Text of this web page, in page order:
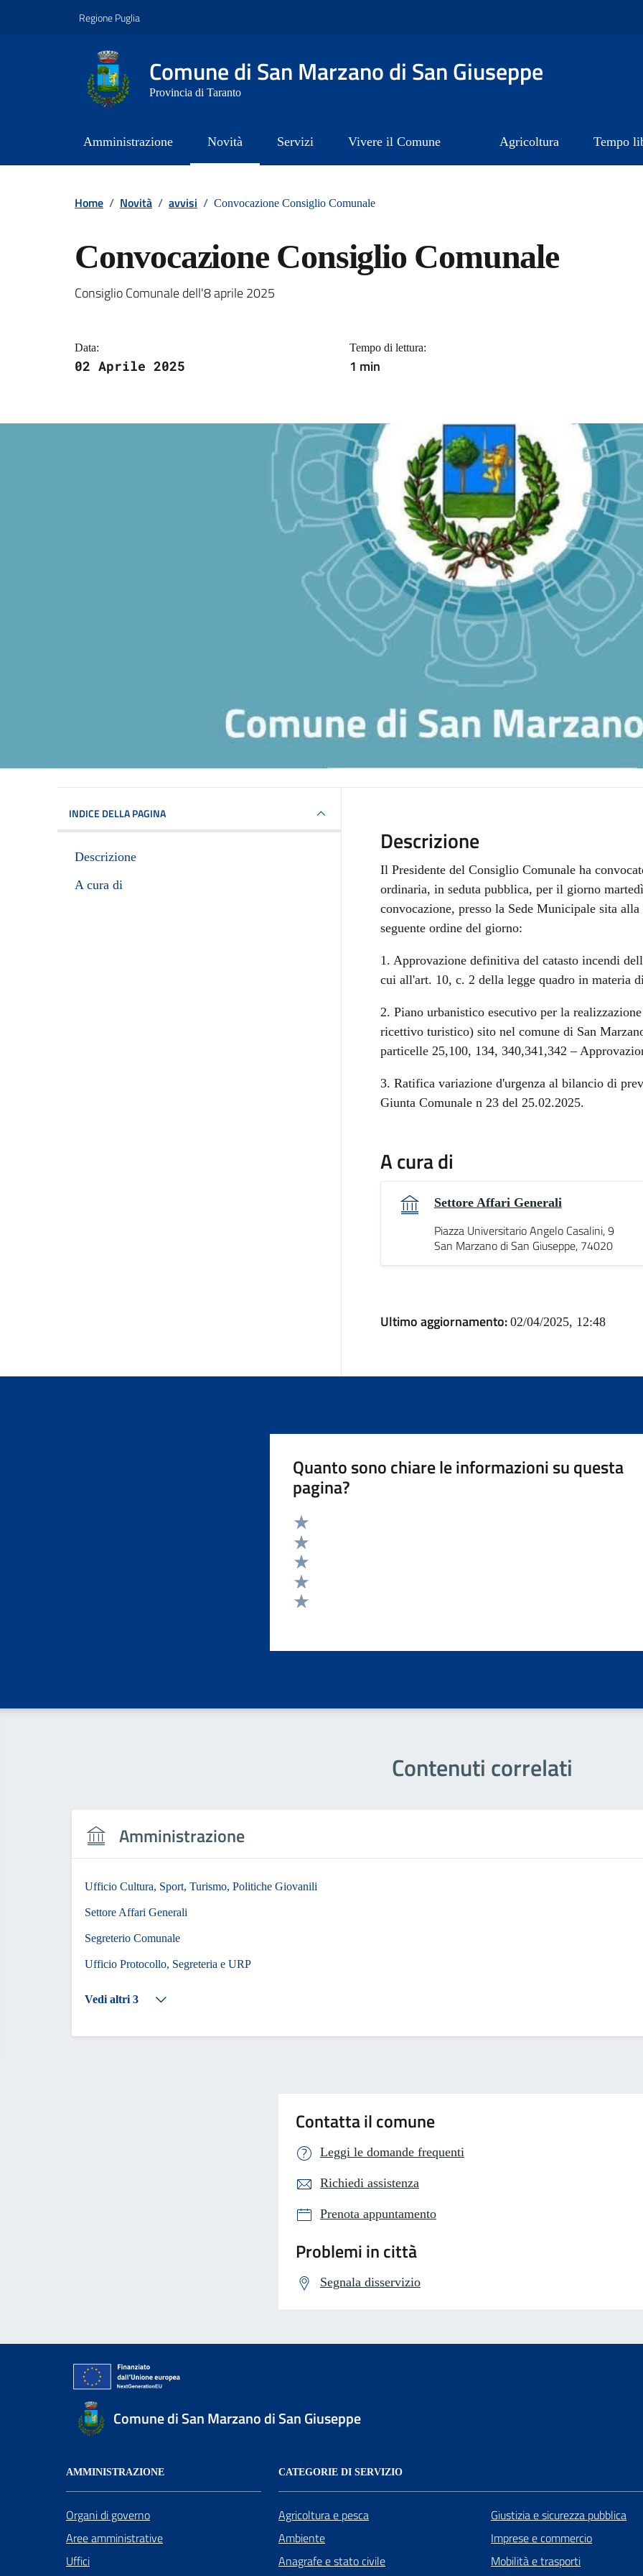
Regione Puglia
Comune di San Marzano di San Giuseppe
Provincia di Taranto
Amministrazione Novità Servizi Vivere il Comune Agricoltura Tempo
Home / Novità / avvisi / Convocazione Consiglio Comunale
Convocazione Consiglio Comunale
Dettagli della notizia
Consiglio Comunale dell'8 aprile 2025
Data:
02 Aprile 2025
Tempo di lettura:
1 min
INDICE DELLA PAGINA
Descrizione
A cura di
Descrizione
Il Presidente del Consiglio Comunale ha
ordinaria, in seduta pubblica, per il giorno
convocazione, presso la Sede Municipale sita
seguente ordine del giorno:
1. Approvazione definitiva del catasto incendi
cui all'art. 10, c. 2 della legge quadro in materia
2. Piano urbanistico esecutivo per la
ricettivo turistico) sito nel comune di San
particelle 25,100, 134, 340,341,342 –
3. Ratifica variazione d'urgenza al bilancio di
Giunta Comunale n 23 del 25.02.2025.
A cura di
Settore Affari Generali
Piazza Universitario Angelo Casalini, 9
San Marzano di San Giuseppe, 74020
Ultimo aggiornamento: 02/04/2025, 12:48
Quanto sono chiare le informazioni su questa
pagina?
Valuta 5 stelle su 5
Valuta 4 stelle su 5
Valuta 3 stelle su 5
Valuta 2 stelle su 5
Contenuti correlati
Amministrazione
Ufficio Cultura, Sport, Turismo, Politiche Giovanili
Settore Affari Generali
Segreterio Comunale
Ufficio Protocollo, Segreteria e URP
Vedi altri 3
Contatta il comune
Leggi le domande frequenti
Richiedi assistenza
Prenota appuntamento
Problemi in città
Segnala disservizio
Comune di San Marzano di San Giuseppe
AMMINISTRAZIONE
Organi di governo
Aree amministrative
Uffici
CATEGORIE DI SERVIZIO
Agricoltura e pesca
Ambiente
Anagrafe e stato civile
Giustizia e sicurezza pubblica
Imprese e commercio
Mobilità e trasporti